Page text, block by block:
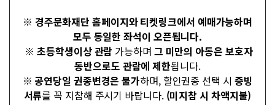
※ 경주문화재단 홈페이지와 티켓링크에서 예매가능하며
모두 동일한 좌석이 오픈됩니다.
※초등학생이상 관람 가능하며 그 미만의 아동은 보호자
동반으로도 관람에 제한됩니다.
※ 공연당일 권종변경은 불가하며, 할인권종 선택 시 증빙
서류를 꼭 지참해 주시기 바랍니다. (미지참 시 차액지불)